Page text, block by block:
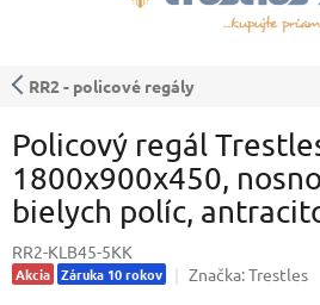
RR2 - policové regály
Policový regál
1800x900x450,
bielych políc,
RR2-KLB45-5KK
Akcia Záruka 10 rokov Značka:Trestles